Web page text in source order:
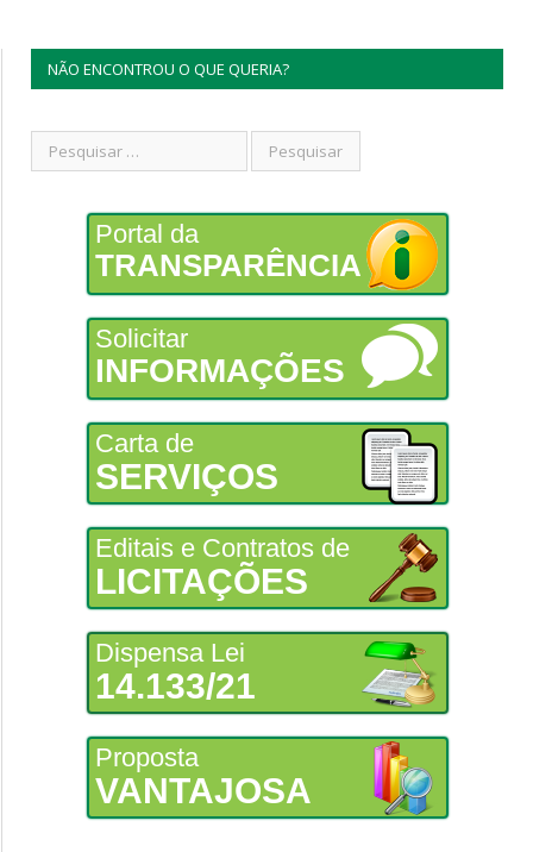
NÃO ENCONTROU O QUE QUERIA?
Portal da
TRANSPARÊNCIA
Solicitar
INFORMAÇÕES
Carta de
SERVIÇOS
Editais e Contratos de
LICITAÇÕES
Dispensa Lei
14.133/21
Proposta
VANTAJOSA